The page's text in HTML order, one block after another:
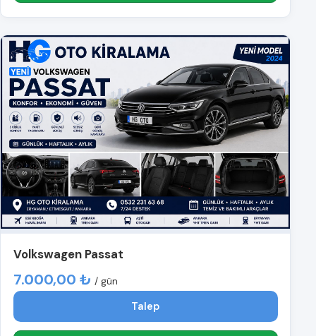
Volkswagen Passat
7.000,00 ₺ / gün
Talep